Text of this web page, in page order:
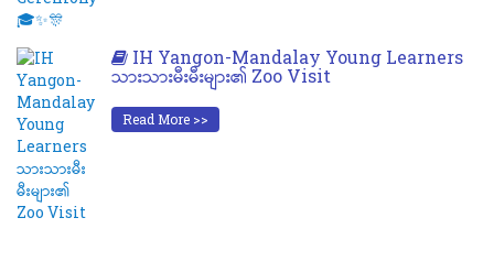
IH Yangon-Mandalay Young Learners
သားသားမီးမီးများ၏ Zoo Visit
Read More >>